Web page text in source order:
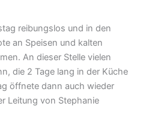
reibungslos und in den
an Speisen und kalten
An dieser Stelle vielen
die 2 Tage lang in der Küche
öffnete dann auch wieder
Leitung von Stephanie